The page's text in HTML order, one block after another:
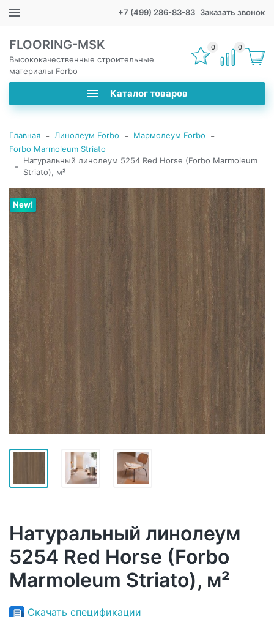
+7 (499) 286-83-83 Заказать звонок
FLOORING-MSK
Высококачественные строительные
материалы Forbo
Каталог товаров
0 0
Главная - Линолеум Forbo - Мармолеум Forbo -
Forbo Marmoleum Striato
-
Натуральный линолеум 5254 Red Horse (Forbo Marmoleum
Striato), м²
New!
Натуральный линолеум
5254 Red Horse (Forbo
Marmoleum Striato), м²
Скачать спецификации